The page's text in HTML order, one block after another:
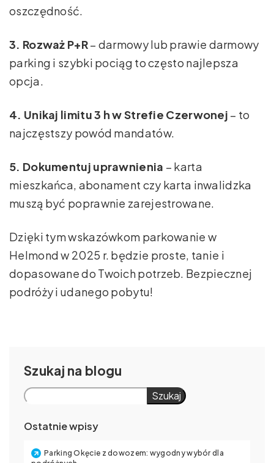
oszczędność.
3. Rozważ P+R– darmowy lub prawie darmowy
parking i szybki pociąg to często najlepsza
opcja.
4. Unikaj limitu 3 h w Strefie Czerwonej – to
najczęstszy powód mandatów.
5. Dokumentuj uprawnienia – karta
mieszkańca, abonament czy karta inwalidzka
muszą być poprawnie zarejestrowane.
Dzięki tym wskazówkom parkowanie w
Helmond w 2025 r. będzie proste, tanie i
dopasowane do Twoich potrzeb. Bezpiecznej
podróży i udanego pobytu!
Szukaj
Szukaj
Ostatnie wpisy
Parking Okęcie z dowozem: wygodny wybór dla